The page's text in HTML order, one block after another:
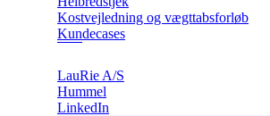
Kostvejledning og vægttabsforløb
Kundecases
LauRie A/S
Hummel
LinkedIn